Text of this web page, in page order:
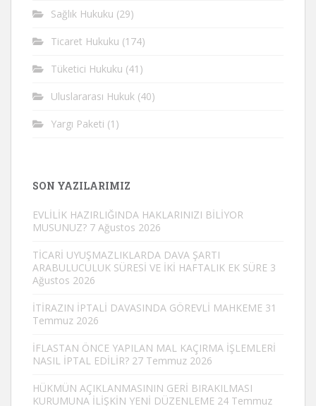
Sağlık Hukuku (29)
Ticaret Hukuku (174)
Tüketici Hukuku (41)
Uluslararası Hukuk (40)
Yargı Paketi (1)
SON YAZILARIMIZ
EVLİLİK HAZIRLIĞINDA HAKLARINIZI BİLİYOR
MUSUNUZ? 7 Ağustos 2026
TİCARİ UYUŞMAZLIKLARDA DAVA ŞARTI
ARABULUCULUK SÜRESİ VE İKİ HAFTALIK EK SÜRE 3
Ağustos 2026
İTİRAZIN İPTALİ DAVASINDA GÖREVLİ MAHKEME 31
Temmuz 2026
İFLASTAN ÖNCE YAPILAN MAL KAÇIRMA İŞLEMLERİ
NASIL İPTAL EDİLİR? 27 Temmuz 2026
HÜKMÜN AÇIKLANMASININ GERİ BIRAKILMASI
KURUMUNA İLİŞKİN YENİ DÜZENLEME 24 Temmuz